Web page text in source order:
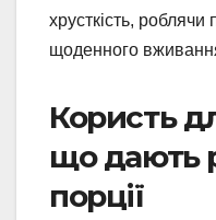
хрусткість,
щоденного
Користь
що дають
порції